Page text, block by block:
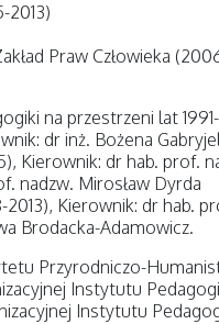
2013)
Praw Człowieka
na przestrzeni lat 1991-
dr inż. Bożena
Kierownik: dr hab. prof.
nadzw. Mirosław Dyrda
Kierownik: dr hab.
Brodacka-Adamowicz.
Przyrodniczo-
Instytutu
Instytutu